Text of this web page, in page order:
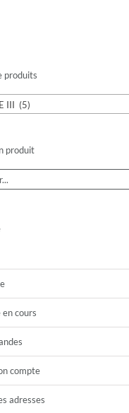
produits
III (5)
produit
cours
compte
adresses